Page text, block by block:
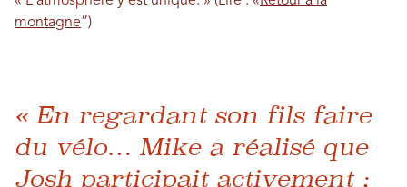
montagne”)
« En regardant son fils faire
du vélo… Mike a réalisé que
Josh participait activement ;